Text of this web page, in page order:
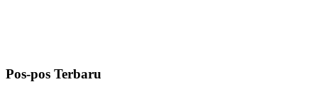
Pos-pos Terbaru